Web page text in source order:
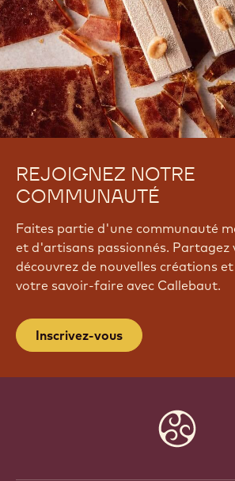
REJOIGNEZ NOTRE
COMMUNAUTÉ
Faites partie d'une communauté
et d'artisans passionnés.
découvrez de nouvelles créations
votre savoir-faire avec Callebaut.
Inscrivez-vous